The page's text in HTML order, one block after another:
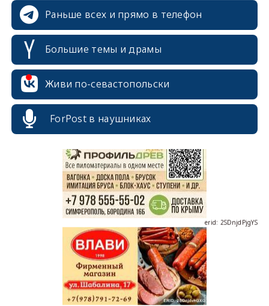
Раньше всех и прямо в телефон
Большие темы и драмы
Живи по-севастопольски
ForPost в наушниках
erid: 2SDnjcrDNw6
erid: 2SDnjdPjgYS
erid: 2SDnjdvhGXG